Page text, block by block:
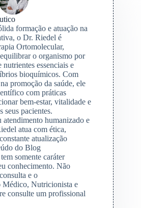
formação e atuação na
o Dr. Riedel é
Ortomolecular,
o organismo por
essenciais e
bioquímicos. Com
promoção da saúde, ele
com práticas
bem-estar, vitalidade e
seus pacientes.
atendimento humanizado e
atua com ética,
atualização
do Blog
somente caráter
conhecimento. Não
e o
Médico, Nutricionista e
consulte um profissional